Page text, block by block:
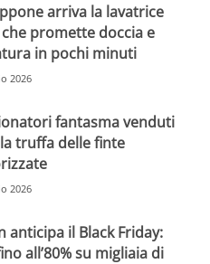
arriva la lavatrice
promette doccia e
in pochi minuti
2026
fantasma venduti
truffa delle finte
2026
anticipa il Black Friday:
all’80% su migliaia di